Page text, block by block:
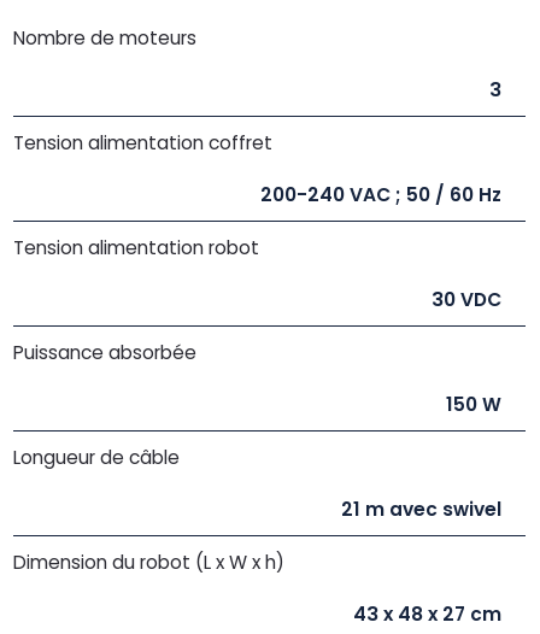
Nombre de moteurs
3
Tension alimentation coffret
200-240 VAC ; 50 / 60 Hz
Tension alimentation robot
30 VDC
Puissance absorbée
150 W
Longueur de câble
21 m avec swivel
Dimension du robot (L x W x h)
43 x 48 x 27 cm